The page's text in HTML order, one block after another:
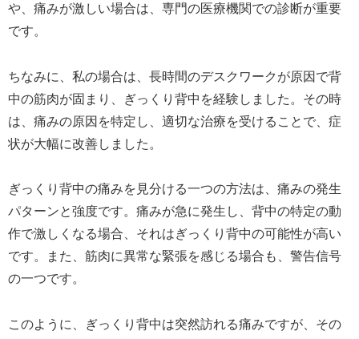
や、痛みが激しい場合は、専門の医療機関での診断が重要
です。
ちなみに、私の場合は、長時間のデスクワークが原因で背
中の筋肉が固まり、ぎっくり背中を経験しました。その時
は、痛みの原因を特定し、適切な治療を受けることで、症
状が大幅に改善しました。
ぎっくり背中の痛みを見分ける一つの方法は、痛みの発生
パターンと強度です。痛みが急に発生し、背中の特定の動
作で激しくなる場合、それはぎっくり背中の可能性が高い
です。また、筋肉に異常な緊張を感じる場合も、警告信号
の一つです。
このように、ぎっくり背中は突然訪れる痛みですが、その